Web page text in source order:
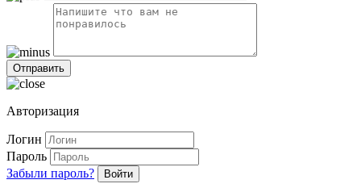
Авторизация
Логин
Пароль
Забыли пароль?
Войти